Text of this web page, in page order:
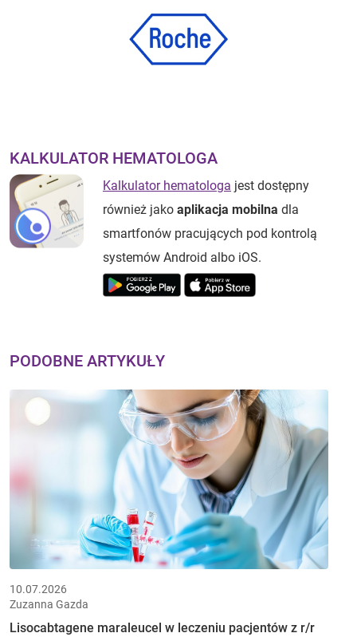
KALKULATOR HEMATOLOGA
Kalkulator hematologa jest dostępny
również jako aplikacja mobilna dla
smartfonów pracujących pod kontrolą
systemów Android albo iOS.
PODOBNE ARTYKUŁY
10.07.2026
Zuzanna Gazda
Lisocabtagene maraleucel w leczeniu pacjentów z r/r